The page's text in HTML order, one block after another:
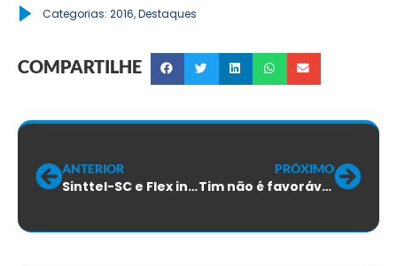
Categorias: 2016,Destaques
COMPARTILHE
ANTERIOR
Sinttel-SC e Flex iniciam rodada de negociações do ACT 2016/2017
PRÓXIMO
Tim não é favorável ao reajuste salarial de alguns trabalhadores